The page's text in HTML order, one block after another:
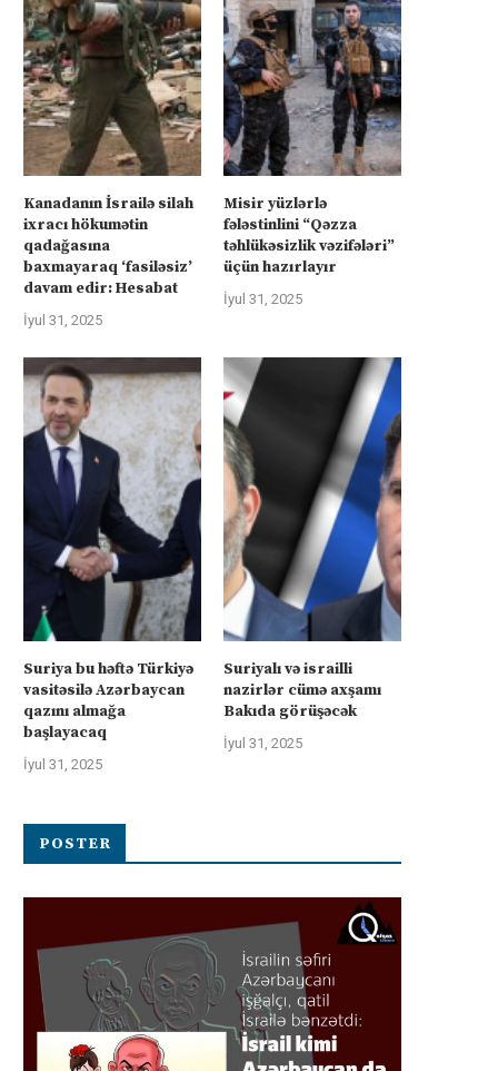
Kanadanın İsrailə silah
ixracı hökumətin
qadağasına
baxmayaraq ‘fasiləsiz’
davam edir: Hesabat
İyul 31, 2025
Misir yüzlərlə
fələstinlini “Qəzza
təhlükəsizlik vəzifələri”
üçün hazırlayır
İyul 31, 2025
Suriya bu həftə Türkiyə
vasitəsilə Azərbaycan
qazını almağa
başlayacaq
İyul 31, 2025
Suriyalı və israilli
nazirlər cümə axşamı
Bakıda görüşəcək
İyul 31, 2025
POSTER